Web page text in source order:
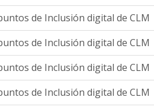
de Inclusión digital de CLM
de Inclusión digital de CLM
de Inclusión digital de CLM
de Inclusión digital de CLM